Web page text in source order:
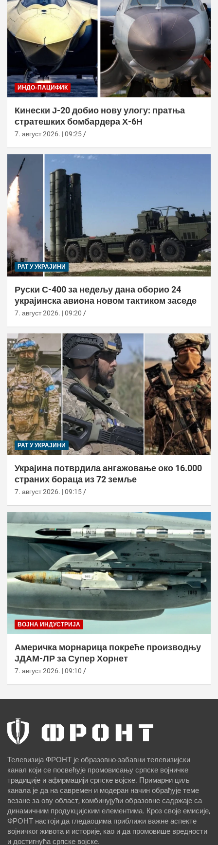
ИНДО-ПАЦИФИК
Кинески Ј-20 добио нову улогу: пратња
стратешких бомбардера Х-6Н
7. август 2026. | 09:25
РАТ У УКРАЈИНИ
Руски С-400 за недељу дана оборио 24
украјинска авиона новом тактиком заседе
7. август 2026. | 09:20
РАТ У УКРАЈИНИ
Украјина потврдила ангажовање око 16.000
страних бораца из 72 земље
7. август 2026. | 09:15
ВОЈНА ИНДУСТРИЈА
Америчка морнарица покреће производњу
ЈДАМ-ЛР за Супер Хорнет
7. август 2026. | 09:10
Телевизија ФРОНТ је образовно-забавни телевизијски
канал који се посвећује промовисању српске војничке
традиције и афирмацији српске војске. Примарни циљ
канала је да на савремен и модеран начин обрађује теме
везане за ову област, комбинујући образовне садржаје са
динамичним продукцијским елементима. Кроз своје емисије,
ФРОНТ настоји да гледаоцима приближи важне аспекте
војничког живота и историје, као и да промовише вредности
и достигнућа српске војске.